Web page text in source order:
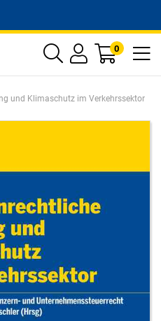
0
und Klimaschutz im Verkehrssektor